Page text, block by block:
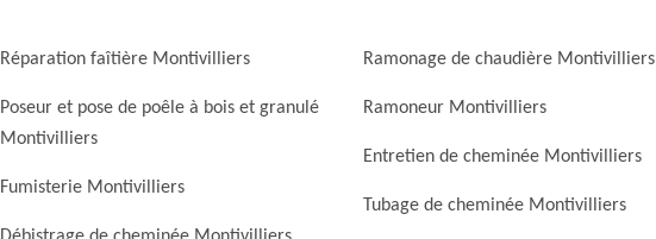
Réparation faîtière Montivilliers
Poseur et pose de poêle à bois et granulé
Montivilliers
Fumisterie Montivilliers
Ramonage de chaudière Montivilliers
Ramoneur Montivilliers
Entretien de cheminée Montivilliers
Tubage de cheminée Montivilliers